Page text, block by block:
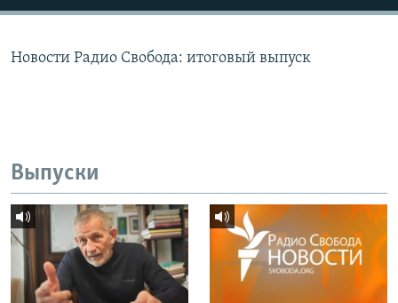
Новости Радио Свобода: итоговый выпуск
Выпуски